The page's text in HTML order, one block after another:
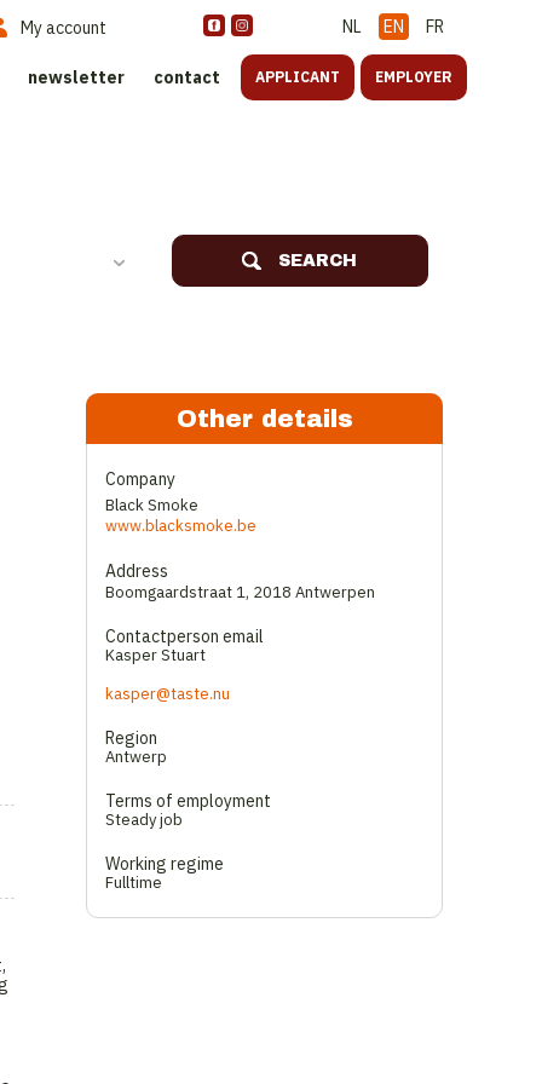
NL EN FR
My account
newsletter contact APPLICANT EMPLOYER
SEARCH
Other details
Company
Black Smoke
www.blacksmoke.be
Address
Boomgaardstraat 1, 2018 Antwerpen
Contactperson email
Kasper Stuart
kasper@taste.nu
Region
Antwerp
Terms of employment
Steady job
Working regime
Fulltime